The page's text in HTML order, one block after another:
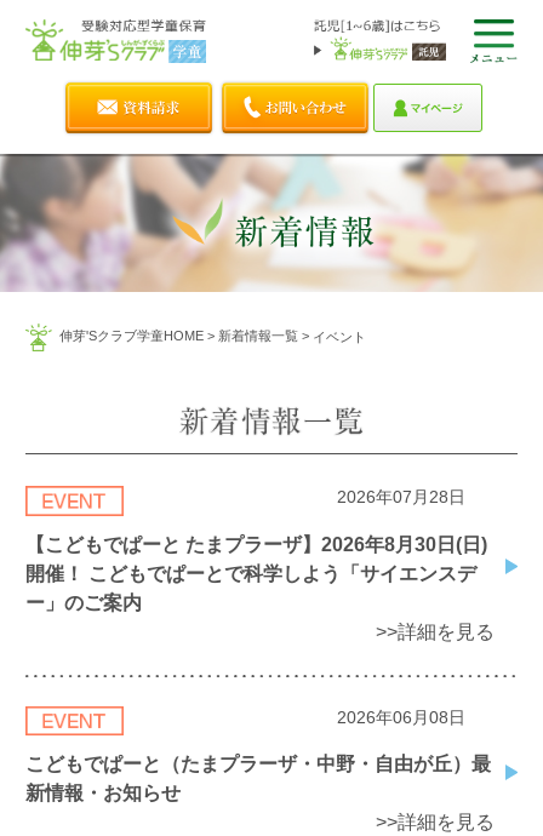
伸芽'Sクラブ学童HOME> 新着情報一覧> イベント
2026年07月28日
【こどもでぱーと たまプラーザ】2026年8月30日(日)
開催！ こどもでぱーとで科学しよう「サイエンスデ
ー」のご案内
>>詳細を見る
2026年06月08日
こどもでぱーと（たまプラーザ・中野・自由が丘）最
新情報・お知らせ
>>詳細を見る